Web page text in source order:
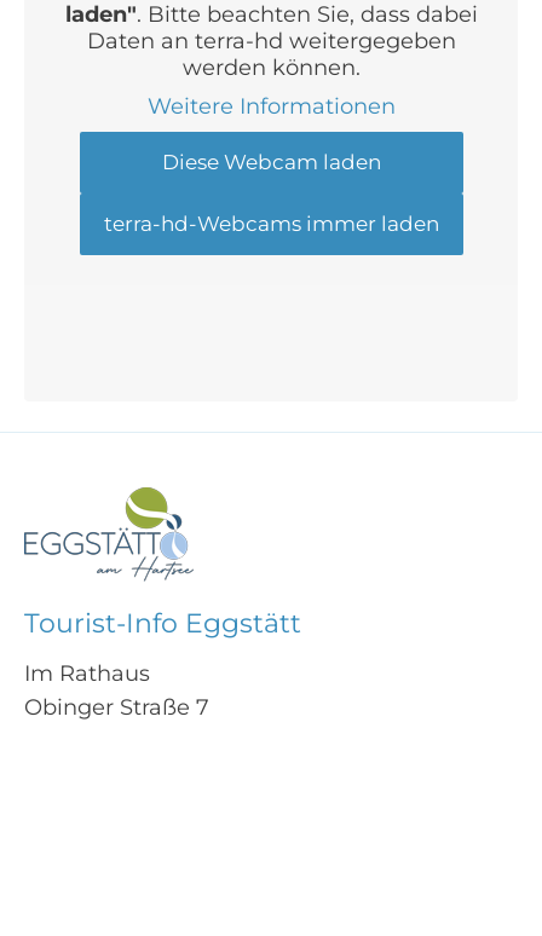
laden". Bitte beachten Sie, dass dabei
Daten an terra-hd weitergegeben
werden können.
Weitere Informationen
Diese Webcam laden
terra-hd-Webcams immer laden
Tourist-Info Eggstätt
Im Rathaus
Obinger Straße 7